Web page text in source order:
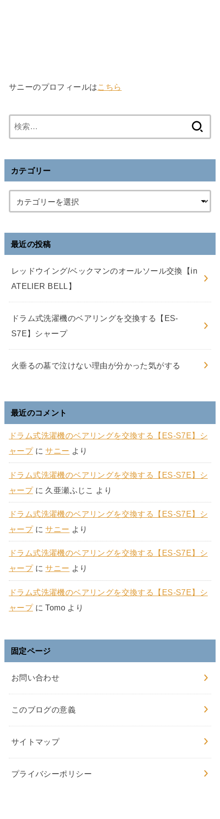
サニーのプロフィールは こちら
索
カテゴリー
最近の投稿
レッドウイング/ベックマンのオールソール交換【in
ATELIER BELL】
ドラム式洗濯機のベアリングを交換する【ES-
S7E】シャープ
火垂るの墓で泣けない理由が分かった気がする
最近のコメント
ドラム式洗濯機のベアリングを交換する【ES-S7E】シ
ャープにサニー より
ドラム式洗濯機のベアリングを交換する【ES-S7E】シ
ャープに 久亜瀬ふじこ より
ドラム式洗濯機のベアリングを交換する【ES-S7E】シ
ャープにサニー より
ドラム式洗濯機のベアリングを交換する【ES-S7E】シ
ャープにサニー より
ドラム式洗濯機のベアリングを交換する【ES-S7E】シ
ャープにTomo より
固定ページ
お問い合わせ
このブログの意義
サイトマップ
プライバシーポリシー